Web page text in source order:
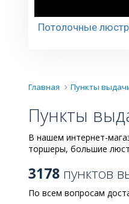
Потолочные
Главная Пункты
Пункты
В нашем интернет-
торшеры, большие
3178 пунктов
По всем вопросам